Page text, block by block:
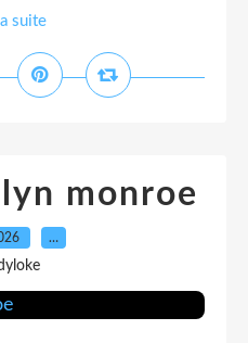
suite
monroe
…